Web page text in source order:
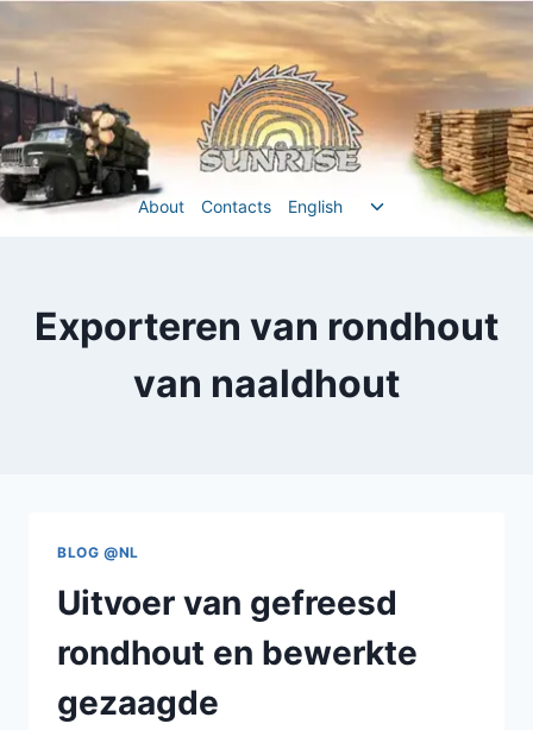
Перейти
до
вмісту
About Contacts English
Перемкнути
Exporteren van rondhout
van naaldhout
BLOG @NL
Uitvoer van gefreesd
rondhout en bewerkte
gezaagde